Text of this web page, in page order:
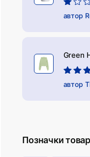
в
автор
Green
4з 5
автор
Позначки